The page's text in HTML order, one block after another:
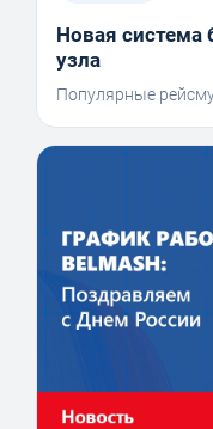
Новая система
узла
Популярные